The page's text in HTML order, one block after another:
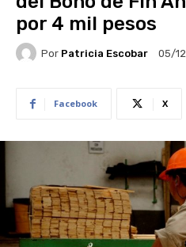
por 4 mil pesos
Por Patricia Escobar 05/
Facebook X